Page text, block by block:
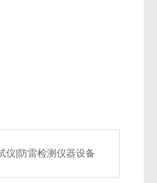
仪|防雷检测仪器设备